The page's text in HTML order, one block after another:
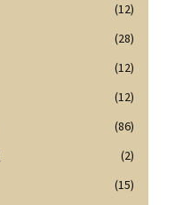
(12)
(28)
(12)
(12)
(86)
(2)
(15)